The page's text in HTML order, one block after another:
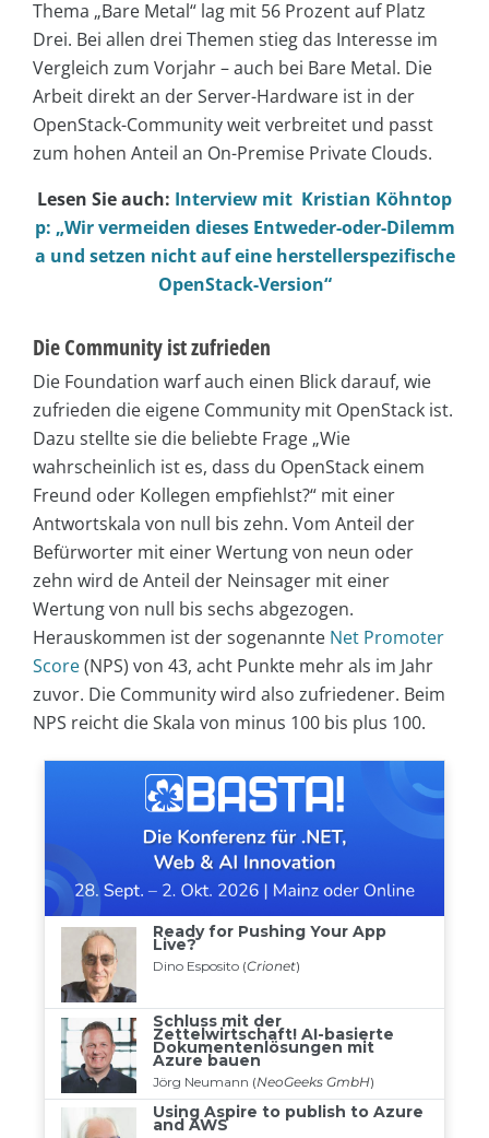
Thema „Bare Metal“ lag mit 56 Prozent auf Platz
Drei. Bei allen drei Themen stieg das Interesse im
Vergleich zum Vorjahr – auch bei Bare Metal. Die
Arbeit direkt an der Server-Hardware ist in der
OpenStack-Community weit verbreitet und passt
zum hohen Anteil an On-Premise Private Clouds.
Lesen Sie auch: Interview mit Kristian Köhntop
p: „Wir vermeiden dieses Entweder-oder-Dilemm
a und setzen nicht auf eine herstellerspezifische
OpenStack-Version“
Die Community ist zufrieden
Die Foundation warf auch einen Blick darauf, wie
zufrieden die eigene Community mit OpenStack ist.
Dazu stellte sie die beliebte Frage „Wie
wahrscheinlich ist es, dass du OpenStack einem
Freund oder Kollegen empfiehlst?“ mit einer
Antwortskala von null bis zehn. Vom Anteil der
Befürworter mit einer Wertung von neun oder
zehn wird de Anteil der Neinsager mit einer
Wertung von null bis sechs abgezogen.
Herauskommen ist der sogenannte Net Promoter
Score(NPS) von 43, acht Punkte mehr als im Jahr
zuvor. Die Community wird also zufriedener. Beim
NPS reicht die Skala von minus 100 bis plus 100.